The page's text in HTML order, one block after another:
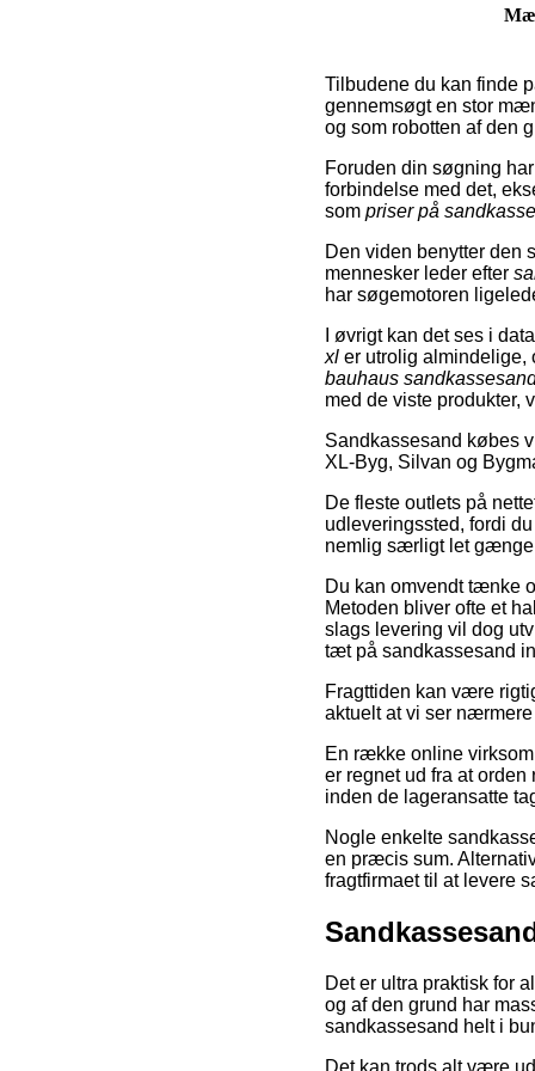
Tilbudene du kan finde
gennemsøgt en stor
og som robotten af den
Foruden din søgning
forbindelse med det,
som priser på
Den viden benytter den
mennesker leder efter
har søgemotoren
I øvrigt kan det ses i
xl er utrolig almindelige,
bauhaus
med de viste produkter,
Sandkassesand købes
XL-Byg, Silvan og
De fleste outlets på
udleveringssted, fordi
nemlig særligt let
Du kan omvendt tænke
Metoden bliver ofte et
slags levering vil dog
tæt på sandkassesand
Fragttiden kan være
aktuelt at vi ser
En række online
er regnet ud fra at
inden de lageransatte
Nogle enkelte
en præcis sum.
fragtfirmaet til at levere
Det er ultra praktisk for
og af den grund har
sandkassesand helt i
Det kan trods alt være